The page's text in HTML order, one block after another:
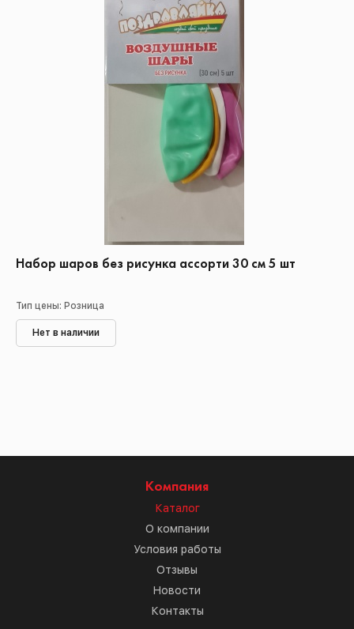
Набор шаров без рисунка ассорти 30 см 5 шт
Тип цены: Розница
Нет в наличии
Компания
Каталог
О компании
Условия работы
Отзывы
Новости
Контакты